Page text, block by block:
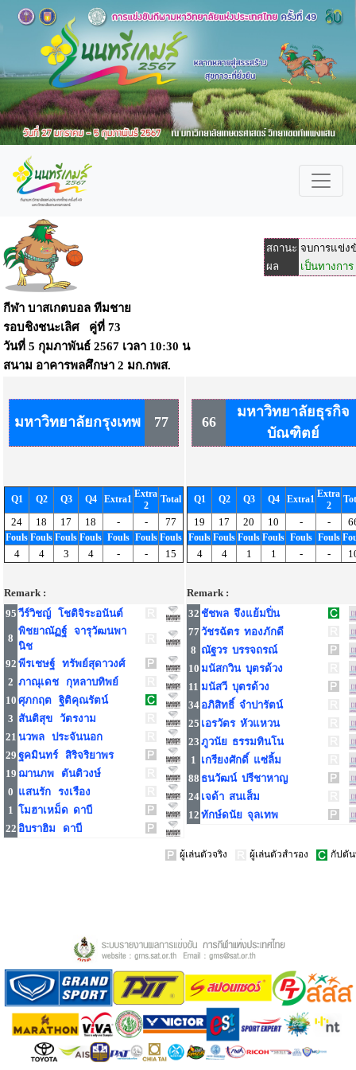
สถานะ จบการแข่ง
ผล
เป็นทางการ
กีฬา บาสเกตบอล ทีมชาย
รอบชิงชนะเลิศ คู่ที่ 73
วันที่ 5 กุมภาพันธ์ 2567 เวลา 10:30 น
สนาม อาคารพลศึกษา 2 มก.กพส.
มหาวิทยาลัยกรุงเทพ 77
Q1 Q2 Q3 Q4 Extra1 Extra
2
Total
24 18 17 18 - - 77
Fouls Fouls Fouls Fouls Fouls Fouls Fouls
4 4 3 4 - - 15
Remark :
95 วีร์วิชญ์ โชติจิระอนันต์
8
พิชยาณัฏฐ์ จารุวัฒนพา
นิช
92 พีรเชษฐ์ ทรัพย์สุดาวงศ์
2 ภาณุเดช กุหลาบทิพย์
10 ศุภกฤต ฐิติคุณรัตน์
3 สันติสุข วัตรงาม
21 นวพล ประจันนอก
29 ฐคมินทร์ สิริจริยาพร
19 ฌานภพ ตันติวงษ์
0 แสนรัก รงเรือง
1 โมฮาเหม็ด ดาบี
22 อิบราฮิม ดาบี
66
มหาวิทยาลัยธุรกิจ
บัณฑิตย์
Q1 Q2 Q3 Q4 Extra1 Extra
2
19 17 20 10 - -
Fouls Fouls Fouls Fouls Fouls Fouls
4 4 1 1 - -
Remark :
32 ชัชพล จึงแย้มปิ่น
77 วัชรฉัตร ทองภักดี
8 ณัฐวร บรรจถรณ์
10 มนัสกวิน บุตรด้วง
11 มนัสวี บุตรด้วง
34 อภิสิทธิ์ จำปารัตน์
25 เอรวัตร หัวแหวน
23 ภูวนัย ธรรมทินโน
1 เกรียงศักดิ์ แซ่ลิ้ม
88 ธนวัฒน์ ปรีชาหาญ
24 เจด้า สนเส็ม
12 ทักษ์ดนัย จุลเทพ
ผู้เล่นตัวจริง ผู้เล่นตัวสำรอง กัปตั